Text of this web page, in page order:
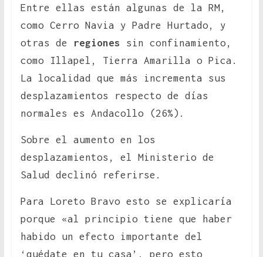
Entre ellas están algunas de la RM,
como Cerro Navia y Padre Hurtado, y
otras de
regiones sin confinamiento,
como Illapel, Tierra Amarilla o Pica.
La localidad que más incrementa sus
desplazamientos respecto de días
normales es Andacollo (26%).
Sobre el aumento en los
desplazamientos, el Ministerio de
Salud declinó referirse.
Para Loreto Bravo esto se explicaría
porque «al principio tiene que haber
habido un efecto importante del
‘quédate en tu casa’, pero esto